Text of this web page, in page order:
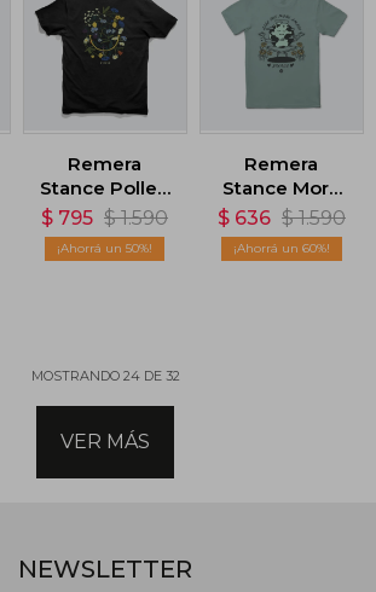
Remera
Stance Pollen
- Negro
$ 795 $ 1.590
50
Remera
Stance More
Amigo - Verde
$ 636 $ 1.590
60
MOSTRANDO 24DE 32
VER MÁS
NEWSLETTER